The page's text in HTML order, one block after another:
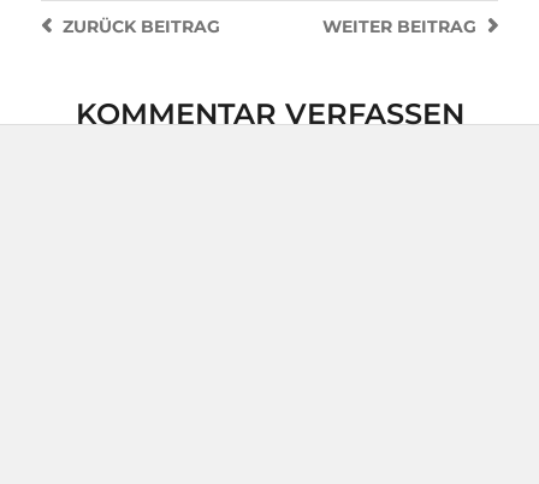
WEITER BEITRAG
ZURÜCKBEITRAG
KOMMENTAR VERFASSEN